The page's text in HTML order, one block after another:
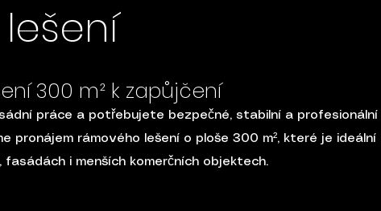
300 m² k zapůjčení
práce a potřebujete bezpečné, stabilní a profesionální
pronájem rámového lešení o ploše 300 m², které je ideální
fasádách i menších komerčních objektech.